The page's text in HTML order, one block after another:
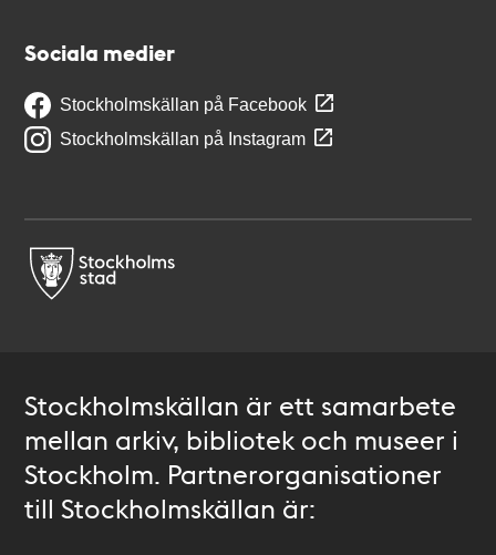
Sociala medier
Stockholmskällan på Facebook
Stockholmskällan på Instagram
Stockholmskällan är ett samarbete
mellan arkiv, bibliotek och museer i
Stockholm. Partnerorganisationer
till Stockholmskällan är: